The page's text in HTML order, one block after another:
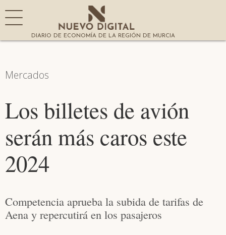
DIARIO DE ECONOMÍA DE LA REGIÓN DE MURCIA
Mercados
Los billetes de avión
serán más caros este
2024
Competencia aprueba la subida de tarifas de
Aena y repercutirá en los pasajeros